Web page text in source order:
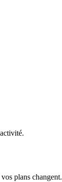
plans changent.